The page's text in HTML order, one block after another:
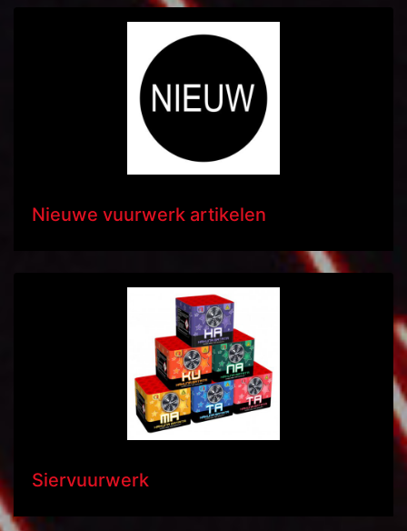
Nieuwe vuurwerk artikelen
Siervuurwerk